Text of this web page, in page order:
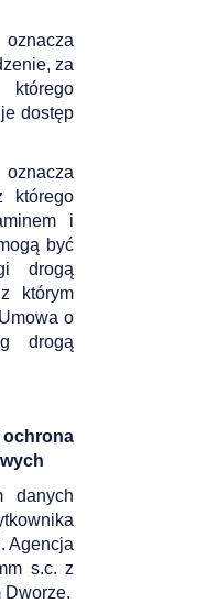
za
dostęp
którego
i
być
drogą
którym
o
drogą
ochrona
danych
Agencja
s.c. z
Dworze.